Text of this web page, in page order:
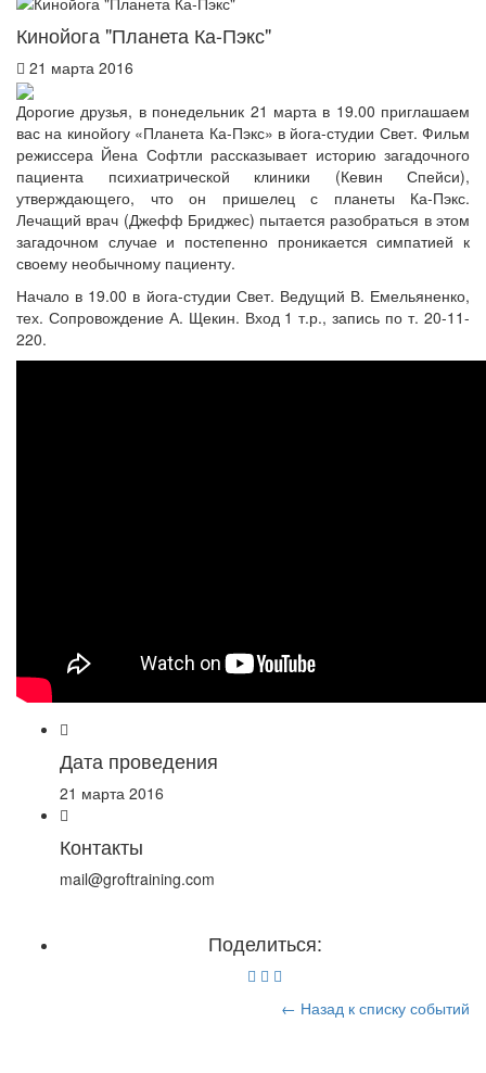
Кинойога "Планета Ка-Пэкс"
21 марта 2016
Дорогие друзья, в понедельник 21 марта в 19.00 приглашаем
вас на кинойогу «Планета Ка-Пэкс» в йога-студии Свет. Фильм
режиссера Йена Софтли рассказывает историю загадочного
пациента психиатрической клиники (Кевин Спейси),
утверждающего, что он пришелец с планеты Ка-Пэкс.
Лечащий врач (Джефф Бриджес) пытается разобраться в этом
загадочном случае и постепенно проникается симпатией к
своему необычному пациенту.
Начало в 19.00 в йога-студии Свет. Ведущий В. Емельяненко,
тех. Сопровождение А. Щекин. Вход 1 т.р., запись по т. 20-11-
220.
Дата проведения
21 марта 2016
Контакты
mail@groftraining.com
Поделиться:
← Назад к списку событий